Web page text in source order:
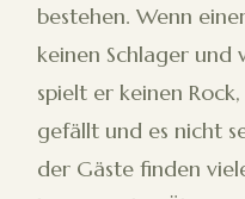
bestehen. Wenn
keinen Schlager und
spielt er keinen
gefällt und es nicht
der Gäste finden